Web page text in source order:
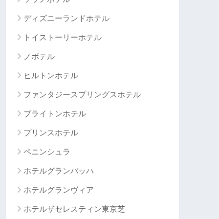
ディズニーランドホテル
トイストーリーホテル
ノボテル
ヒルトンホテル
ファンタジースプリングスホテル
ブライトンホテル
プリンスホテル
ペニンシュラ
ホテルグランバッハ
ホテルグランヴィア
ホテルザセレスティン東京芝